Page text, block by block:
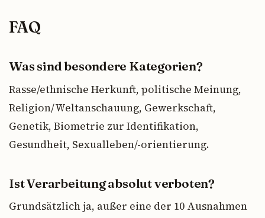
FAQ
Was sind besondere Kategorien?
Rasse/ethnische Herkunft, politische Meinung,
Religion/Weltanschauung, Gewerkschaft,
Genetik, Biometrie zur Identifikation,
Gesundheit, Sexualleben/-orientierung.
Ist Verarbeitung absolut verboten?
Grundsätzlich ja, außer eine der 10 Ausnahmen